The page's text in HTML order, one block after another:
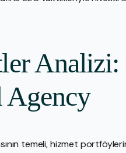
Agency
temeli, hizmet